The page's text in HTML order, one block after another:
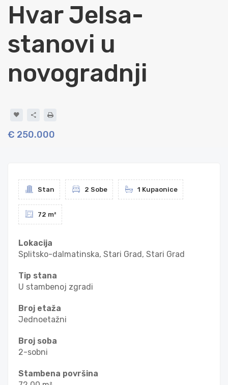
Hvar Jelsa-
stanovi u
novogradnji
€ 250.000
Stan 2 Sobe 1 Kupaonice
72 m²
Lokacija
Splitsko-dalmatinska, Stari Grad, Stari Grad
Tip stana
U stambenoj zgradi
Broj etaža
Jednoetažni
Broj soba
2-sobni
Stambena površina